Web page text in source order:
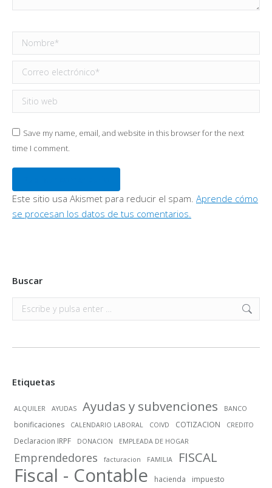
Nombre *
Correo electrónico *
Sitio web
Save my name, email, and website in this browser for the next
time I comment.
Este sitio usa Akismet para reducir el spam. Aprende cómo
se procesan los datos de tus comentarios.
Buscar
Buscar:
Etiquetas
ALQUILER AYUDAS Ayudas y subvenciones BANCO
bonificaciones CALENDARIO LABORAL COIVD COTIZACION CREDITO
Declaracion IRPF DONACION EMPLEADA DE HOGAR
Emprendedores facturacion FAMILIA FISCAL
Fiscal - Contable hacienda
impuesto